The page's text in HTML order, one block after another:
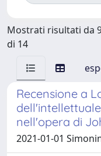
Mostrati risultati da
di 14
Recensione a
nell'opera di
2021-01-01